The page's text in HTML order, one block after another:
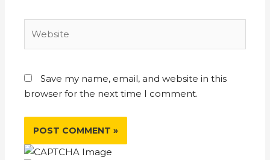
Save my name, email, and website in this
browser for the next time I comment.